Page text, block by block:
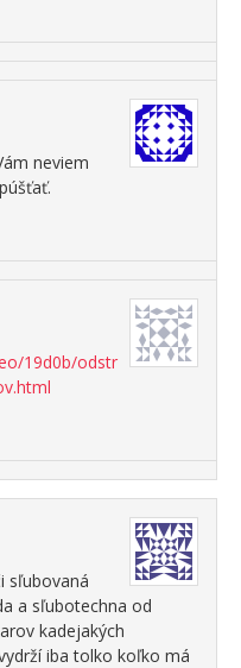
neviem
19d0b/odstr
sľubovaná
a sľubotechna od
kadejakých
iba tolko koľko má